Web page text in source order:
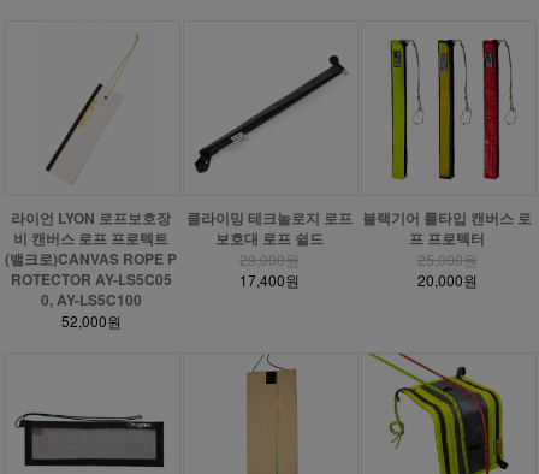
라이언 LYON 로프보호장
비 캔버스 로프 프로텍트
(밸크로)CANVAS ROPE P
ROTECTOR AY-LS5C05
0, AY-LS5C100
52,000원
클라이밍 테크놀로지 로프
보호대 로프 쉴드
29,000원
17,400원
블랙기어 롤타입 캔버스 로
프 프로텍터
25,000원
20,000원